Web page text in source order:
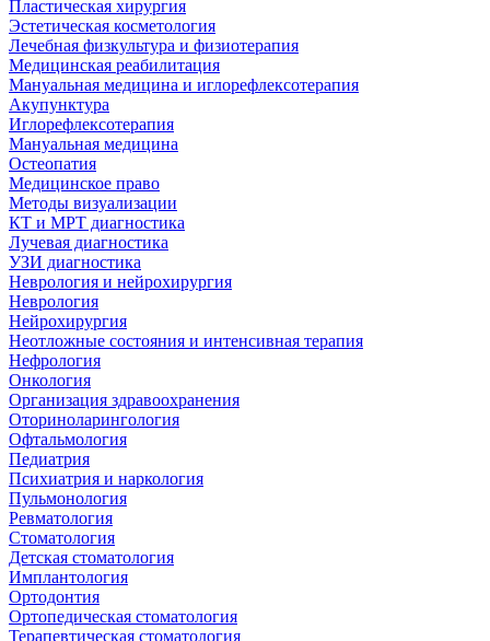
Пластическая хирургия
Эстетическая косметология
Лечебная физкультура и физиотерапия
Медицинская реабилитация
Мануальная медицина и иглорефлексотерапия
Акупунктура
Иглорефлексотерапия
Мануальная медицина
Остеопатия
Медицинское право
Методы визуализации
КТ и МРТ диагностика
Лучевая диагностика
УЗИ диагностика
Неврология и нейрохирургия
Неврология
Нейрохирургия
Неотложные состояния и интенсивная терапия
Нефрология
Онкология
Организация здравоохранения
Оториноларингология
Офтальмология
Педиатрия
Психиатрия и наркология
Пульмонология
Ревматология
Стоматология
Детская стоматология
Имплантология
Ортодонтия
Ортопедическая стоматология
Терапевтическая стоматология